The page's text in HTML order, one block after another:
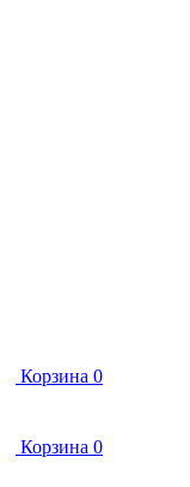
Корзина 0
Корзина 0